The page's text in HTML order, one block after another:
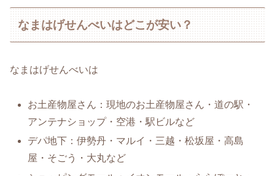
なまはげせんべいはどこが安い？
なまはげせんべいは
お土産物屋さん：現地のお土産物屋さん・道の駅・
アンテナショップ・空港・駅ビルなど
デパ地下：伊勢丹・マルイ・三越・松坂屋・高島
屋・そごう・大丸など